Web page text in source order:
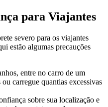
para Viajantes
severo para os viajantes
estão algumas precauções
entre no carro de um
carregue quantias excessivas
sobre sua localização e